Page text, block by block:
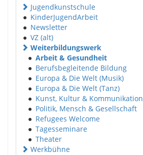
Jugendkunstschule
● KinderJugendArbeit
● Newsletter
● VZ (alt)
Weiterbildungswerk
● Arbeit & Gesundheit
● Berufsbegleitende Bildung
● Europa & Die Welt (Musik)
● Europa & Die Welt (Tanz)
● Kunst, Kultur & Kommunikation
● Politik, Mensch & Gesellschaft
● Refugees Welcome
● Tagesseminare
● Theater
Werkbühne